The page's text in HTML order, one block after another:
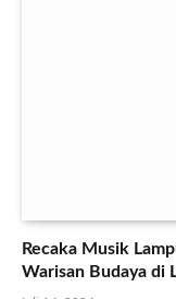
Recaka Musik
Warisan Budaya di